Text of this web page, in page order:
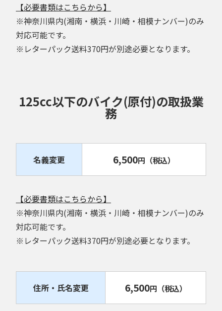
【必要書類はこちらから】
※神奈川県内(湘南・横浜・川崎・相模ナンバー)のみ
対応可能です。
※レターパック送料370円が別途必要となります。
125cc以下のバイク(原付)の取扱業
務
名義変更 6,500円 （税込）
【必要書類はこちらから】
※神奈川県内(湘南・横浜・川崎・相模ナンバー)のみ
対応可能です。
※レターパック送料370円が別途必要となります。
住所・氏名変更 6,500円 （税込）